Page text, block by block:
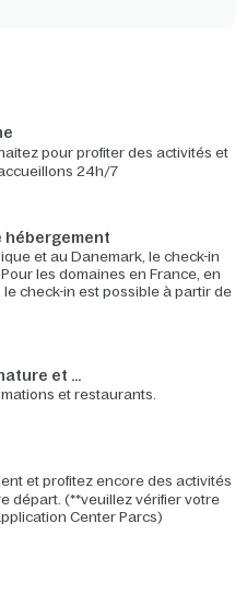
pour profiter des activités et
24h/7​
hébergement
et au Danemark, le check-in
les domaines en France, en
check-in est possible à partir de
et …
et restaurants.
et profitez encore des activités
départ. (**veuillez vérifier votre
Center Parcs)